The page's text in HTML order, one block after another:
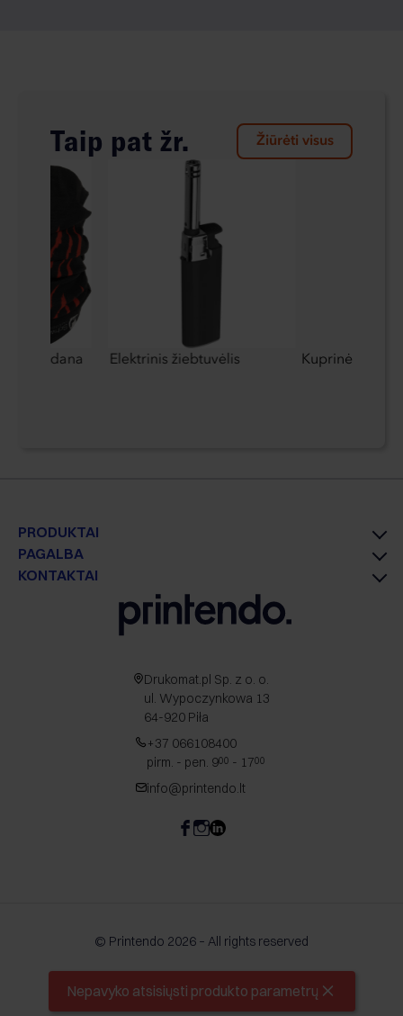
Nepavyko atsisiųsti produkto parametrų
Taip pat žr. Žiūrėti visus
bandana
Elektrinis žiebtuvėlis Kuprinė CrisMa
PRODUKTAI
PAGALBA
KONTAKTAI
Drukomat.pl Sp. z o. o.
ul. Wypoczynkowa 13
64-920 Piła
+37 066108400
pirm. - pen. 900 - 1700
info@printendo.lt
© Printendo 2026 – All rights reserved